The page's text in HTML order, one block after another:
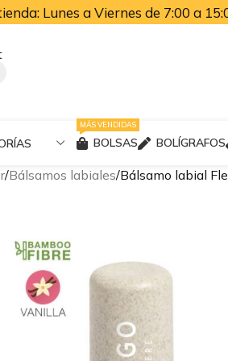
Lunes a Viernes de 7:00 a
BOLSAS
MÁS VENDIDAS
BOLÍGRAFOS
Bálsamos labiales Bálsamo labial